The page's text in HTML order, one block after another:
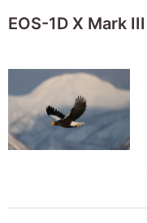
EOS-1D X Mark III